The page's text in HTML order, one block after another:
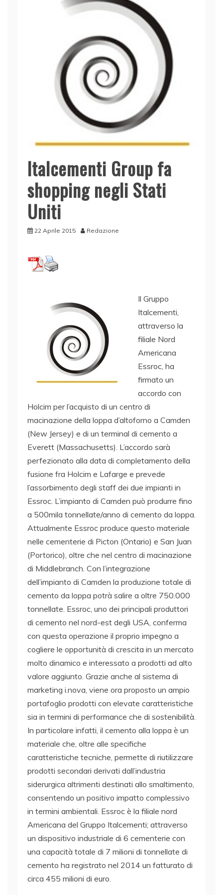
Italcementi Group fa
shopping negli Stati
Uniti
22 Aprile 2015 Redazione
Il Gruppo
Italcementi,
attraverso la
filiale Nord
Americana
Essroc, ha
firmato un
accordo con
Holcim per l’acquisto di un centro di
macinazione della loppa d’altoforno a Camden
(New Jersey) e di un terminal di cemento a
Everett (Massachusetts). L’accordo sarà
perfezionato alla data di completamento della
fusione fra Holcim e Lafarge e prevede
l’assorbimento degli staff dei due impianti in
Essroc. L’impianto di Camden può produrre fino
a 500mila tonnellate/anno di cemento da loppa.
Attualmente Essroc produce questo materiale
nelle cementerie di Picton (Ontario) e San Juan
(Portorico), oltre che nel centro di macinazione
di Middlebranch. Con l’integrazione
dell’impianto di Camden la produzione totale di
cemento da loppa potrà salire a oltre 750.000
tonnellate. Essroc, uno dei principali produttori
di cemento nel nord-est degli USA, conferma
con questa operazione il proprio impegno a
cogliere le opportunità di crescita in un mercato
molto dinamico e interessato a prodotti ad alto
valore aggiunto. Grazie anche al sistema di
marketing i.nova, viene ora proposto un ampio
portafoglio prodotti con elevate caratteristiche
sia in termini di performance che di sostenibilità.
In particolare infatti, il cemento alla loppa è un
materiale che, oltre alle specifiche
caratteristiche tecniche, permette di riutilizzare
prodotti secondari derivati dall’industria
siderurgica altrimenti destinati allo smaltimento,
consentendo un positivo impatto complessivo
in termini ambientali. Essroc è la filiale nord
Americana del Gruppo Italcementi; attraverso
un dispositivo industriale di 6 cementerie con
una capacità totale di 7 milioni di tonnellate di
cemento ha registrato nel 2014 un fatturato di
circa 455 milioni di euro.